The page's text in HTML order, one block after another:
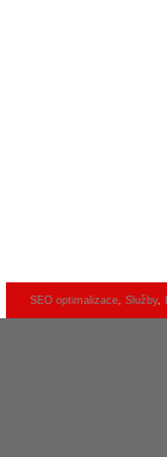
SEO optimalizace, Služby,